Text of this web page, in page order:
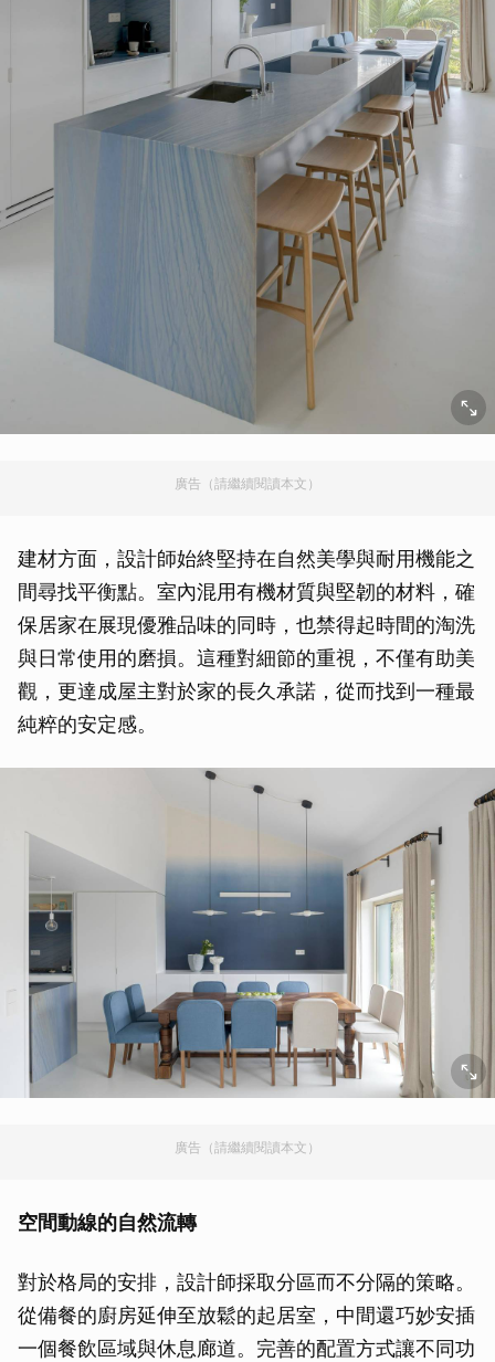
廣告（請繼續閱讀本文）
建材方面，設計師始終堅持在自然美學與耐用機能之
間尋找平衡點。室內混用有機材質與堅韌的材料，確
保居家在展現優雅品味的同時，也禁得起時間的淘洗
與日常使用的磨損。這種對細節的重視，不僅有助美
觀，更達成屋主對於家的長久承諾，從而找到一種最
純粹的安定感。
廣告（請繼續閱讀本文）
空間動線的自然流轉
對於格局的安排，設計師採取分區而不分隔的策略。
從備餐的廚房延伸至放鬆的起居室，中間還巧妙安插
一個餐飲區域與休息廊道。完善的配置方式讓不同功